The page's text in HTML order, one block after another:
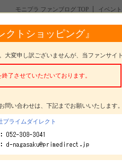
モニプラ ファンブログ TOP イベン
ブス》本商品モニター 10名様募集
クトショッピング』
大変申し訳ございませんが、当ファンサイ
了させていただいております。
い合わせは、下記までお願いいたします。
プライムダイレクト
名様募集
ス スターターセット（BUTTERFLY AB
たしました